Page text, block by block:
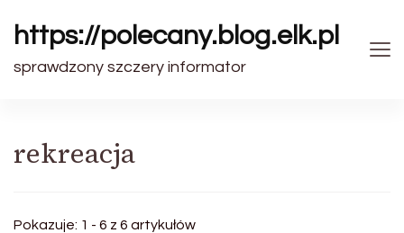
https://polecany.blog.elk.pl
sprawdzony szczery informator
rekreacja
Pokazuje: 1 - 6 z 6 artykułów